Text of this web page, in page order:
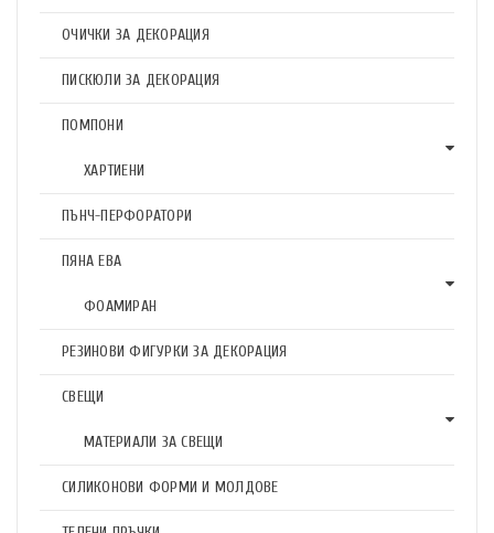
ОЧИЧКИ ЗА ДЕКОРАЦИЯ
ПИСКЮЛИ ЗА ДЕКОРАЦИЯ
ПОМПОНИ
ХАРТИЕНИ
ПЪНЧ-ПЕРФОРАТОРИ
ПЯНА ЕВА
ФОАМИРАН
РЕЗИНОВИ ФИГУРКИ ЗА ДЕКОРАЦИЯ
СВЕЩИ
МАТЕРИАЛИ ЗА СВЕЩИ
СИЛИКОНОВИ ФОРМИ И МОЛДОВЕ